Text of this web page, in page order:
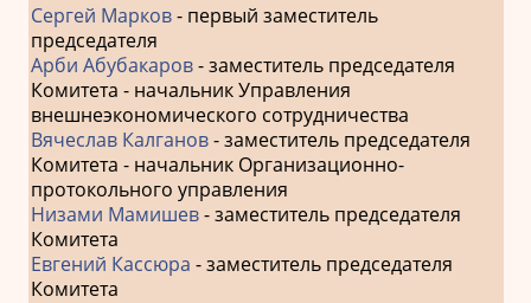
Сергей Марков- первый заместитель
председателя
Арби Абубакаров- заместитель председателя
Комитета - начальник Управления
внешнеэкономического сотрудничества
Вячеслав Калганов- заместитель председателя
Комитета - начальник Организационно-
протокольного управления
Низами Мамишев- заместитель председателя
Комитета
Евгений Кассюра - заместитель председателя
Комитета